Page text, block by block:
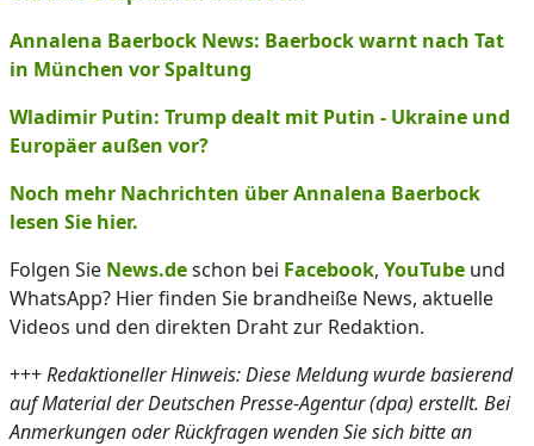
Annalena Baerbock News: Baerbock warnt nach Tat
in München vor Spaltung
Wladimir Putin: Trump dealt mit Putin - Ukraine und
Europäer außen vor?
Noch mehr Nachrichten über Annalena Baerbock
lesen Sie hier.
Folgen Sie News.deschon bei Facebook, YouTube und
WhatsApp? Hier finden Sie brandheiße News, aktuelle
Videos und den direkten Draht zur Redaktion.
+++Redaktioneller Hinweis: Diese Meldung wurde basierend
auf Material der Deutschen Presse-Agentur (dpa) erstellt. Bei
Anmerkungen oder Rückfragen wenden Sie sich bitte an